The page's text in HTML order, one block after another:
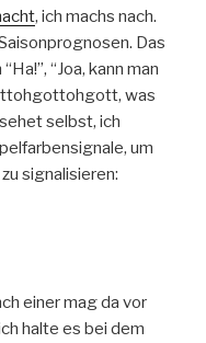
, ich machs nach.
Das
“Joa, kann man
was
selbst, ich
um
signalisieren:
einer mag da vor
halte es bei dem